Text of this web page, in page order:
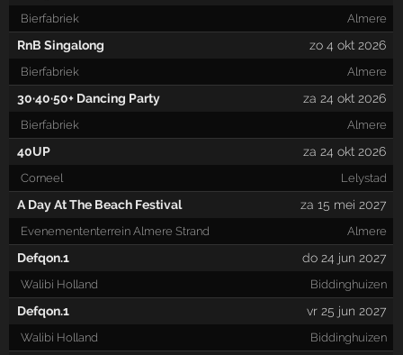
Bierfabriek Almere
RnB Singalong zo 4 okt 2026
Bierfabriek Almere
30·40·50+ Dancing Party za 24 okt 2026
Bierfabriek Almere
40UP za 24 okt 2026
Corneel Lelystad
A Day At The Beach Festival za 15 mei 2027
Evenemententerrein Almere Strand Almere
Defqon.1 do 24 jun 2027
Walibi Holland Biddinghuizen
Defqon.1 vr 25 jun 2027
Walibi Holland Biddinghuizen